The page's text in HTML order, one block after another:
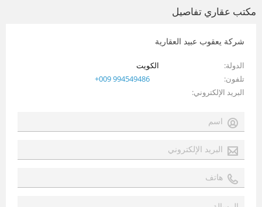
مكتب عقاري تفاصيل
شركة يعقوب عبيد العقارية
الدولة
الكويت
تلفون
+009 994549486
البريد الإلكتروني